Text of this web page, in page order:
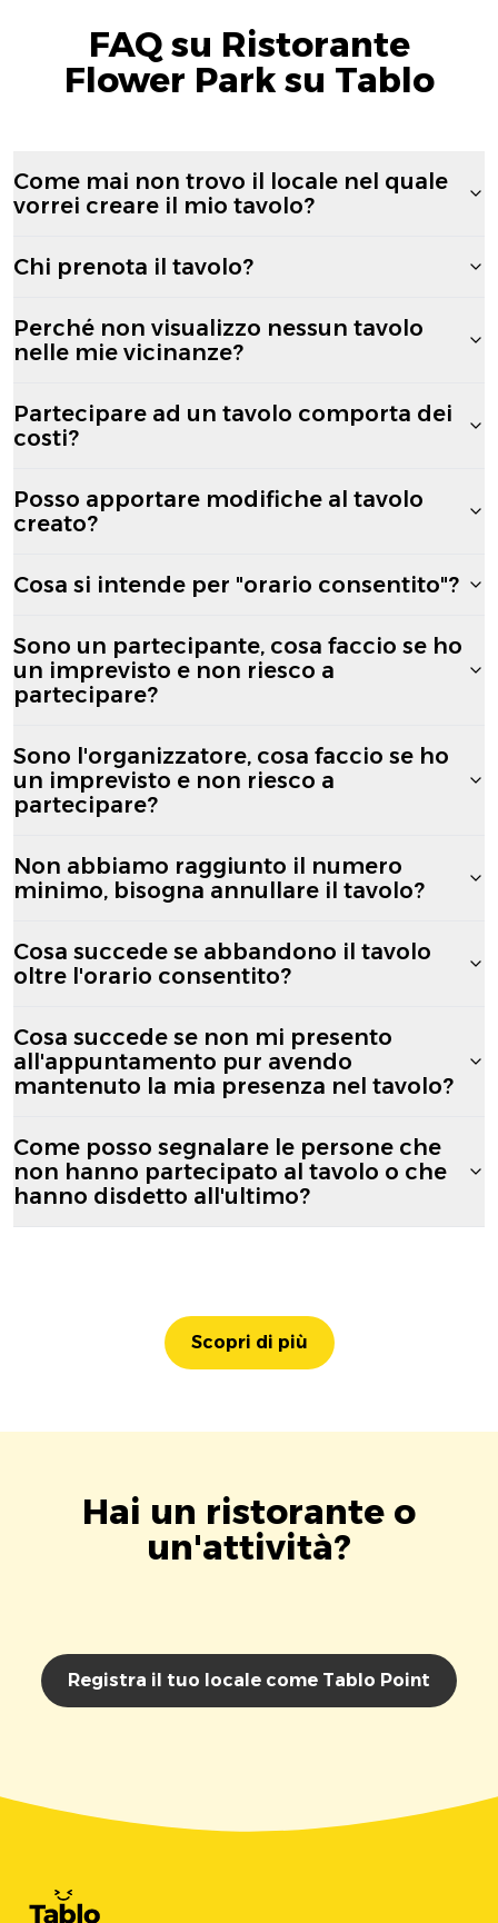
FAQ su Ristorante
Flower Park su Tablo
Come mai non trovo il locale nel quale
vorrei creare il mio tavolo?
Chi prenota il tavolo?
Perché non visualizzo nessun tavolo
nelle mie vicinanze?
Partecipare ad un tavolo comporta dei
costi?
Posso apportare modifiche al tavolo
creato?
Cosa si intende per "orario consentito"?
Sono un partecipante, cosa faccio se ho
un imprevisto e non riesco a
partecipare?
Sono l'organizzatore, cosa faccio se ho
un imprevisto e non riesco a
partecipare?
Non abbiamo raggiunto il numero
minimo, bisogna annullare il tavolo?
Cosa succede se abbandono il tavolo
oltre l'orario consentito?
Cosa succede se non mi presento
all'appuntamento pur avendo
mantenuto la mia presenza nel tavolo?
Come posso segnalare le persone che
non hanno partecipato al tavolo o che
hanno disdetto all'ultimo?
Scopri di più
Hai un ristorante o
un'attività?
Registra il tuo locale come Tablo Point